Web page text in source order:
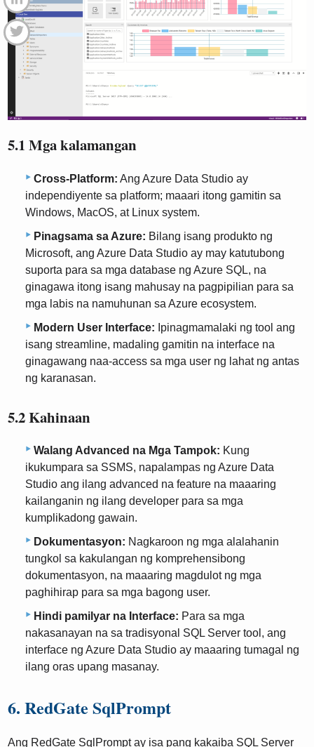
5.1 Mga kalamangan
Cross-Platform: Ang Azure Data Studio ay
independiyente sa platform; maaari itong gamitin sa
Windows, MacOS, at Linux system.
Pinagsama sa Azure: Bilang isang produkto ng
Microsoft, ang Azure Data Studio ay may katutubong
suporta para sa mga database ng Azure SQL, na
ginagawa itong isang mahusay na pagpipilian para sa
mga labis na namuhunan sa Azure ecosystem.
Modern User Interface: Ipinagmamalaki ng tool ang
isang streamline, madaling gamitin na interface na
ginagawang naa-access sa mga user ng lahat ng antas
ng karanasan.
5.2 Kahinaan
Walang Advanced na Mga Tampok: Kung
ikukumpara sa SSMS, napalampas ng Azure Data
Studio ang ilang advanced na feature na maaaring
kailanganin ng ilang developer para sa mga
kumplikadong gawain.
Dokumentasyon: Nagkaroon ng mga alalahanin
tungkol sa kakulangan ng komprehensibong
dokumentasyon, na maaaring magdulot ng mga
paghihirap para sa mga bagong user.
Hindi pamilyar na Interface: Para sa mga
nakasanayan na sa tradisyonal SQL Server tool, ang
interface ng Azure Data Studio ay maaaring tumagal ng
ilang oras upang masanay.
6. RedGate SqlPrompt
Ang RedGate SqlPrompt ay isa pang kakaiba SQL Server